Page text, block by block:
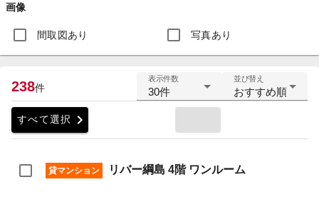
画像
間取図あり 写真あり
238件
表示件数
30件
並び替え
おすすめ順
すべて選択 chevron_right
貸マンション リバー綱島 4階 ワンルーム